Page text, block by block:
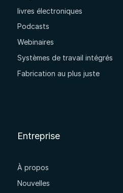
livres électroniques
Podcasts
Webinaires
Systèmes de travail intégrés
Fabrication au plus juste
Entreprise
À propos
Nouvelles